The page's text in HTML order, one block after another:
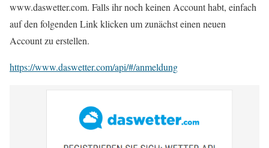
www.daswetter.com. Falls ihr noch keinen Account habt, einfach
auf den folgenden Link klicken um zunächst einen neuen
Account zu erstellen.
https://www.daswetter.com/api/#/anmeldung